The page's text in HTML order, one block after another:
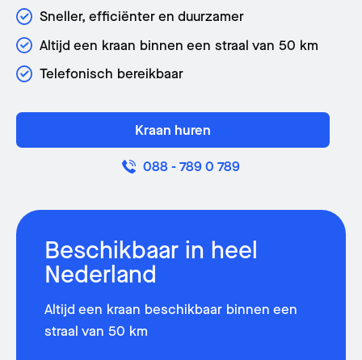
Sneller, efficiënter en duurzamer
Altijd een kraan binnen een straal van 50 km
Telefonisch bereikbaar
Kraan huren
088 - 789 0 789
Beschikbaar in heel
Nederland
Altijd een kraan beschikbaar binnen een
straal van 50 km